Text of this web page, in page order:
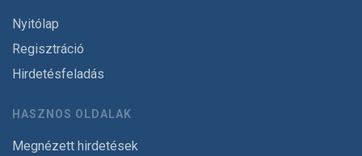
Nyitólap
Regisztráció
Hirdetésfeladás
HASZNOS OLDALAK
Megnézett hirdetések